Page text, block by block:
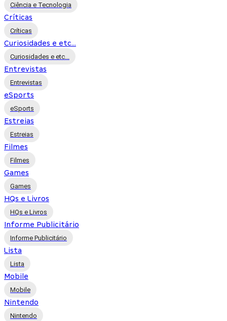
Ciência e Tecnologia
Críticas
Críticas
Curiosidades e etc...
Curiosidades e etc...
Entrevistas
Entrevistas
eSports
eSports
Estreias
Estreias
Filmes
Filmes
Games
Games
HQs e Livros
HQs e Livros
Informe Publicitário
Informe Publicitário
Lista
Lista
Mobile
Mobile
Nintendo
Nintendo